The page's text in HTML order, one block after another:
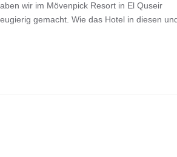
wir im Mövenpick Resort in El Quseir
gemacht. Wie das Hotel in diesen